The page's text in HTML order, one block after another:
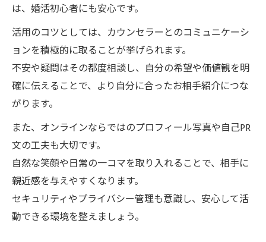
は、婚活初心者にも安心です。
活用のコツとしては、カウンセラーとのコミュニケーシ
ョンを積極的に取ることが挙げられます。
不安や疑問はその都度相談し、自分の希望や価値観を明
確に伝えることで、より自分に合ったお相手紹介につな
がります。
また、オンラインならではのプロフィール写真や自己PR
文の工夫も大切です。
自然な笑顔や日常の一コマを取り入れることで、相手に
親近感を与えやすくなります。
セキュリティやプライバシー管理も意識し、安心して活
動できる環境を整えましょう。